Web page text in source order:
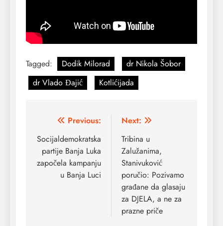
Tagged: Dodik Milorad
dr Nikola Šobor
dr Vlado Đajić
Kotlićijada
Post
navigation
Previous:
Socijaldemokratska
partije Banja Luka
započela kampanju
u Banja Luci
Next:
Tribina u
Zalužanima,
Stanivuković
poručio: Pozivamo
građane da glasaju
za DJELA, a ne za
prazne priče